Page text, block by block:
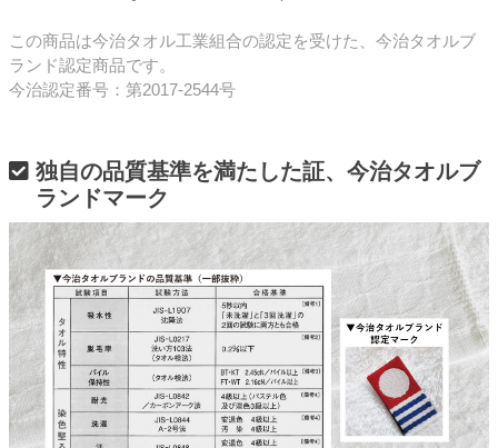
この商品は今治タオル工業組合の認定を受けた、今治タオルブ
ランド認定商品です。
今治認定番号：第2017-2544号
独自の品質基準を満たした証、今治タオルブ
ランドマーク